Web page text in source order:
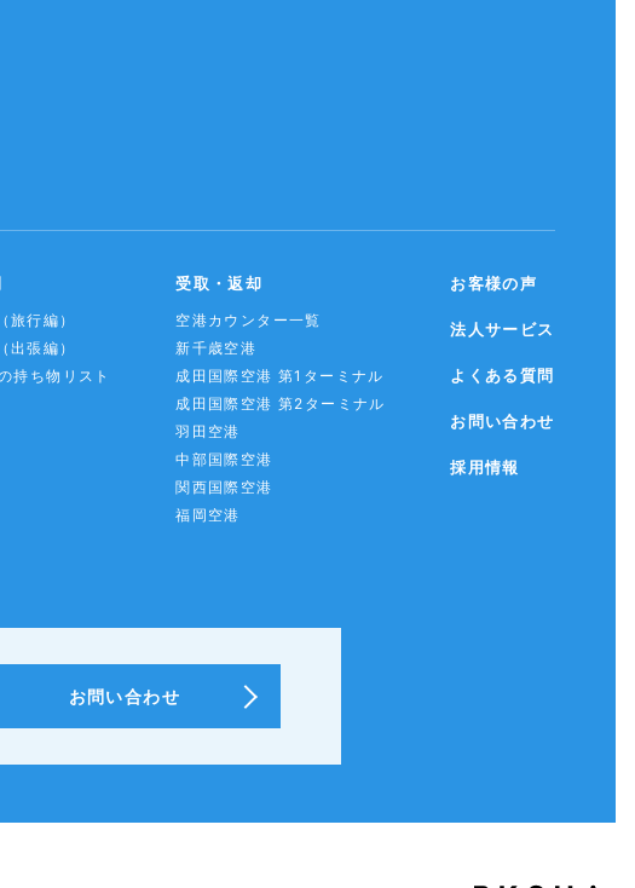
旅行編）
出張編）
持ち物リスト
受取・返却
空港カウンター一覧
新千歳空港
成田国際空港 第1ターミナル
成田国際空港 第2ターミナル
羽田空港
中部国際空港
関西国際空港
福岡空港
お客様の声
法人サービス
よくある質問
お問い合わせ
採用情報
お問い合わせ